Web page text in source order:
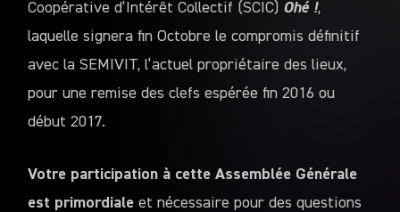
Coopérative d’Intérêt Collectif (SCIC) Ohé !,
laquelle signera fin Octobre le compromis définitif
avec la SEMIVIT, l’actuel propriétaire des lieux,
pour une remise des clefs espérée fin 2016 ou
début 2017.
Votre participation à cette Assemblée Générale
est primordiale et nécessaire pour des questions